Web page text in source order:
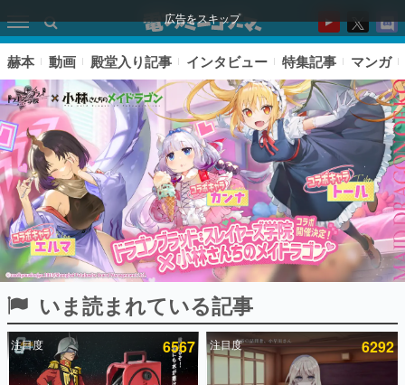
広告をスキップ
ピックアップ
電ファミのいま読まれている記事ランキング
赫本 動画 殿堂入り記事 インタビュー 特集記事 マンガ
いま読まれている記事
注目度 6567 注目度 6292